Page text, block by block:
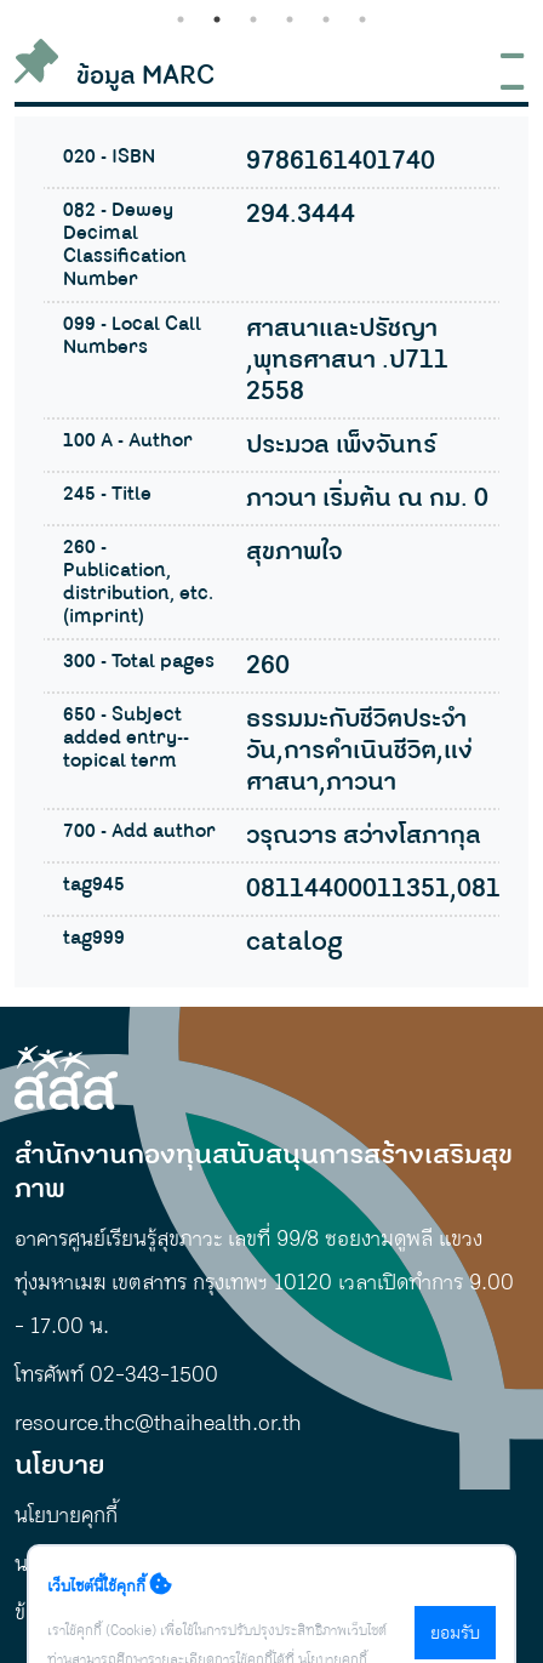
1 2 3 4 5 6
ข้อมูล MARC
020 - ISBN 9786161401740
082 - Dewey
Decimal
Classification
Number
294.3444
099 - Local Call
Numbers
ศาสนาและปรัชญา
,พุทธศาสนา .ป711
2558
100 A - Author ประมวล เพ็งจันทร์
245 - Title ภาวนา เริ่มต้น ณ กม. 0
260 -
Publication,
distribution, etc.
(imprint)
สุขภาพใจ
300 - Total pages 260
650 - Subject
added entry--
topical term
ธรรมมะกับชีวิตประจำ
วัน,การดำเนินชีวิต,แง่
ศาสนา,ภาวนา
700 - Add author วรุณวาร สว่างโสภากุล
tag945
tag999 catalog
เว็บไซต์นี้ใช้คุกกี้
เราใช้คุกกี้ (Cookie) เพื่อใช้ในการปรับปรุงประสิทธิภาพเว็บไซต์
ยอมรับ
สำนักงานกองทุนสนับสนุนการสร้างเสริมสุข
ภาพ
อาคารศูนย์เรียนรู้สุขภาวะ เลขที่ 99/8 ซอยงามดูพลี แขวง
ทุ่งมหาเมฆ เขตสาทร กรุงเทพฯ 10120 เวลาเปิดทำการ 9.00
- 17.00 น.
โทรศัพท์ 02-343-1500
resource.thc@thaihealth.or.th
นโยบาย
นโยบายคุกกี้
นโยบายการคุ้มครองข้อมูลส่วนบุคคล
ข้อกำหนดและเงื่อนไข